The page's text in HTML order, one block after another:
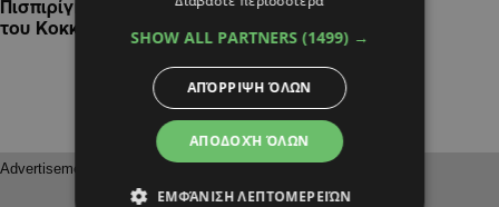
Πισπιρίγκου στη νέα σειρά
του Κοκκινόπουλου (ΦΩΤΟ)
ερωτήματα και οι
ομοιότητες με
Μουρτζούκου και
Πισπιρίγκου
SHOW ALL PARTNERS (1499) →
ΑΠΟΔΟΧΉ ΌΛΩΝ
ΑΠΌΡΡΙΨΗ ΌΛΩΝ
ΕΜΦΆΝΙΣΗ ΛΕΠΤΟΜΕΡΕΙΏΝ